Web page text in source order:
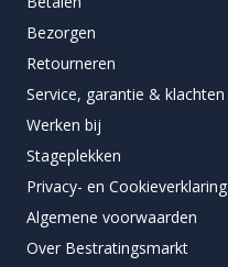
Bezorgen
Retourneren
Service, garantie & klachten
Werken bij
Stageplekken
Privacy- en Cookieverklaring
Algemene voorwaarden
Over Bestratingsmarkt